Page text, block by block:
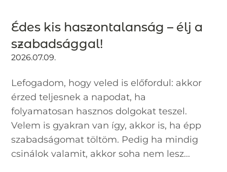
Édes kis haszontalanság – élj a
szabadsággal!
2026.07.09.
Lefogadom, hogy veled is előfordul: akkor
érzed teljesnek a napodat, ha
folyamatosan hasznos dolgokat teszel.
Velem is gyakran van így, akkor is, ha épp
szabadságomat töltöm. Pedig ha mindig
csinálok valamit, akkor soha nem lesz...